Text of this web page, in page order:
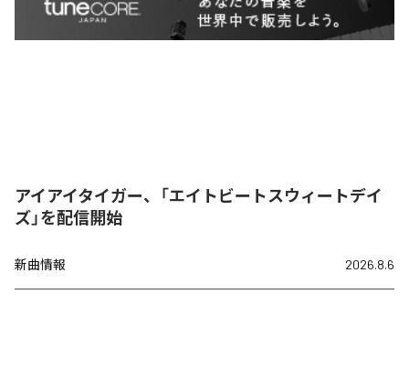
アイアイタイガー、「エイトビートスウィートデイ
ズ」を配信開始
新曲情報 2026.8.6